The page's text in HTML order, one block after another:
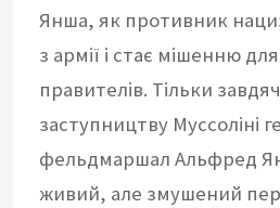
Янша, як противник
з армії і стає мішенню
правителів. Тільки
заступництву Муссоліні
фельдмаршал Альфред
живий, але змушений